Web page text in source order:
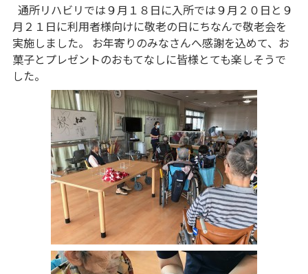
通所リハビリでは９月１８日に入所では９月２０日と９
月２１日に利用者様向けに敬老の日にちなんで敬老会を
実施しました。 お年寄りのみなさんへ感謝を込めて、お
菓子とプレゼントのおもてなしに皆様とても楽しそうで
した。